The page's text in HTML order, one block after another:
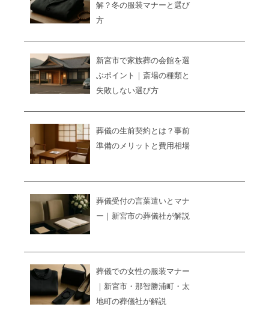
解？冬の服装マナーと選び
方
新宮市で家族葬の会館を選
ぶポイント｜斎場の種類と
失敗しない選び方
葬儀の生前契約とは？事前
準備のメリットと費用相場
葬儀受付の言葉遣いとマナ
ー｜新宮市の葬儀社が解説
葬儀での女性の服装マナー
｜新宮市・那智勝浦町・太
地町の葬儀社が解説